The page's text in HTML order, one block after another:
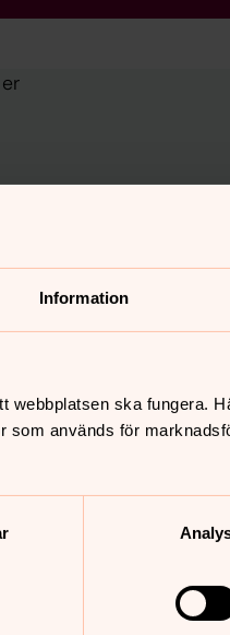
Information
webbplatsen ska fungera.
används för